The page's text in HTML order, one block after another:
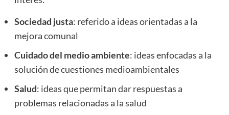
Sociedad justa: referido a ideas orientadas a la
mejora comunal
Cuidado del medio ambiente: ideas enfocadas a la
solución de cuestiones medioambientales
Salud: ideas que permitan dar respuestas a
problemas relacionadas a la salud